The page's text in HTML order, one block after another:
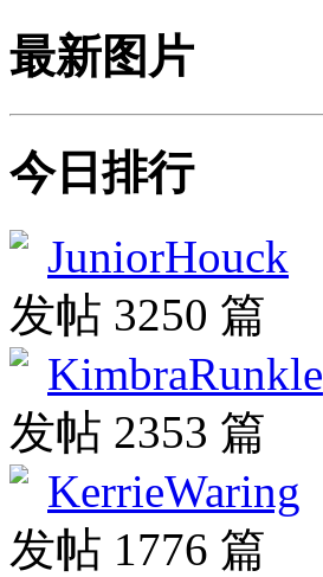
最新图片
今日排行
JuniorHouck
发帖 3250 篇
KimbraRunkle
发帖 2353 篇
KerrieWaring
发帖 1776 篇